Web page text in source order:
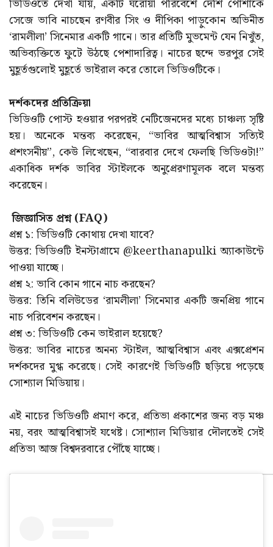
ভিডিওতে দেখা যায়, একটি ঘরোয়া পরিবেশে দেশি পোশাকে
সেজে ভাবি নাচছেন রণবীর সিং ও দীপিকা পাড়ুকোন অভিনীত
‘রামলীলা’ সিনেমার একটি গানে। তার প্রতিটি মুভমেন্ট যেন নিখুঁত,
অভিব্যক্তিতে ফুটে উঠছে পেশাদারিত্ব। নাচের ছন্দে ভরপুর সেই
মুহূর্তগুলোই মুহূর্তে ভাইরাল করে তোলে ভিডিওটিকে।
দর্শকদের প্রতিক্রিয়া
ভিডিওটি পোস্ট হওয়ার পরপরই নেটিজেনদের মধ্যে চাঞ্চল্য সৃষ্টি
হয়। অনেকে মন্তব্য করেছেন, “ভাবির আত্মবিশ্বাস সত্যিই
প্রশংসনীয়”, কেউ লিখেছেন, “বারবার দেখে ফেলছি ভিডিওটা!”
একাধিক দর্শক ভাবির স্টাইলকে অনুপ্রেরণামূলক বলে মন্তব্য
করেছেন।
জিজ্ঞাসিত প্রশ্ন (FAQ)
প্রশ্ন ১: ভিডিওটি কোথায় দেখা যাবে?
উত্তর: ভিডিওটি ইনস্টাগ্রামে @keerthanapulki অ্যাকাউন্টে
পাওয়া যাচ্ছে।
প্রশ্ন ২: ভাবি কোন গানে নাচ করছেন?
উত্তর: তিনি বলিউডের ‘রামলীলা’ সিনেমার একটি জনপ্রিয় গানে
নাচ পরিবেশন করছেন।
প্রশ্ন ৩: ভিডিওটি কেন ভাইরাল হয়েছে?
উত্তর: ভাবির নাচের অনন্য স্টাইল, আত্মবিশ্বাস এবং এক্সপ্রেশন
দর্শকদের মুগ্ধ করেছে। সেই কারণেই ভিডিওটি ছড়িয়ে পড়েছে
সোশ্যাল মিডিয়ায়।
এই নাচের ভিডিওটি প্রমাণ করে, প্রতিভা প্রকাশের জন্য বড় মঞ্চ
নয়, বরং আত্মবিশ্বাসই যথেষ্ট। সোশ্যাল মিডিয়ার দৌলতেই সেই
প্রতিভা আজ বিশ্বদরবারে পৌঁছে যাচ্ছে।